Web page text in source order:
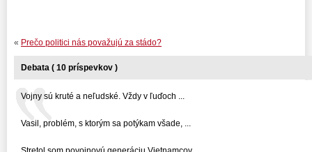
« Prečo politici nás považujú za stádo?
Debata ( 10 príspevkov )
Vojny sú kruté a neľudské. Vždy v ľuďoch ...
Vasil, problém, s ktorým sa potýkam všade, ...